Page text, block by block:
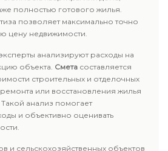
полностью готового жилья.
позволяет максимально точно
цену недвижимости.
анализируют расходы на
объекта. Смета составляется
строительных и отделочных
или восстановления жилья
анализ помогает
и объективно оценивать
и сельскохозяйственных объектов